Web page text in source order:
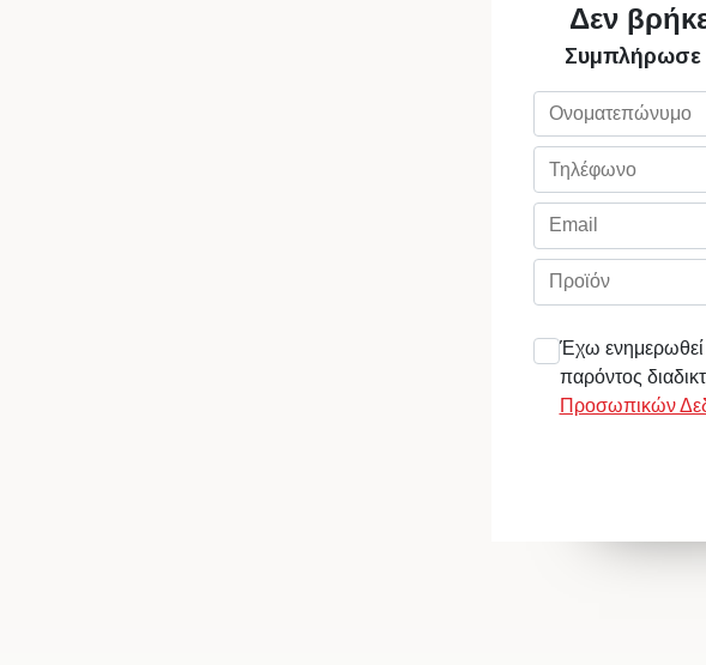
Δεν
Συμπλήρωσε
Έχω ενημερωθεί
παρόντος
Προσωπικών